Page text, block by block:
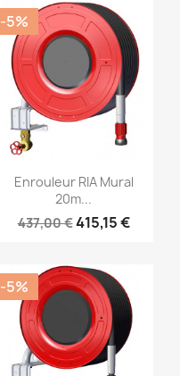
Aperçu rapide
Enrouleur RIA Mural
20m...
437,00 €415,15 €
-5%
-5%